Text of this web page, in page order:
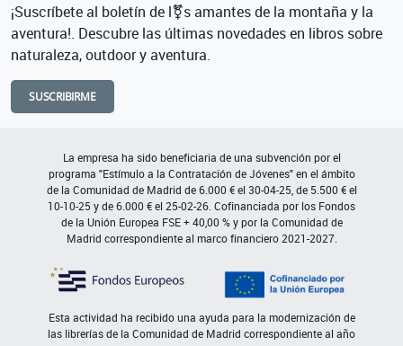
¡Suscríbete al boletín de l⚧s amantes de la montaña y la
aventura!. Descubre las últimas novedades en libros sobre
naturaleza, outdoor y aventura.
SUSCRIBIRME
La empresa ha sido beneficiaria de una subvención por el
programa "Estímulo a la Contratación de Jóvenes" en el ámbito
de la Comunidad de Madrid de 6.000 € el 30-04-25, de 5.500 € el
10-10-25 y de 6.000 € el 25-02-26. Cofinanciada por los Fondos
de la Unión Europea FSE + 40,00 % y por la Comunidad de
Madrid correspondiente al marco financiero 2021-2027.
Esta actividad ha recibido una ayuda para la modernización de
las librerías de la Comunidad de Madrid correspondiente al año